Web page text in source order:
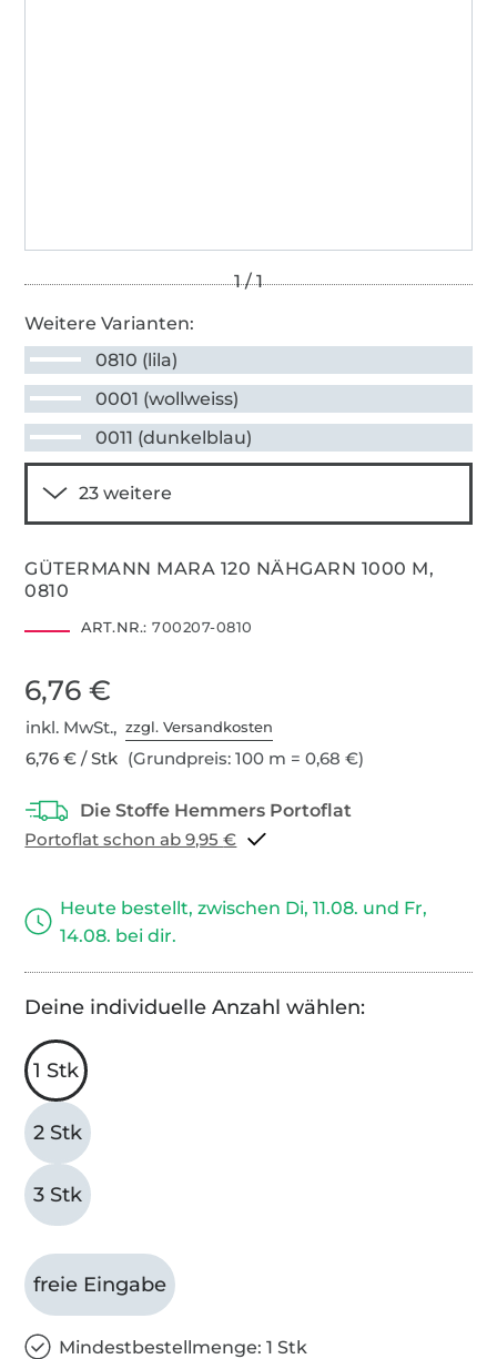
Weitere Varianten:
0810 (lila)
0001 (wollweiss)
0011 (dunkelblau)
GÜTERMANN MARA 120 NÄHGARN 1000 M,
0810
ART.NR.: 700207-0810
6,76 €
inkl. MwSt.,zzgl. Versandkosten
6,76 € / Stk (Grundpreis: 100 m = 0,68 €)
Portoflat schon ab 9,95 €
Heute bestellt, zwischen Di, 11.08. und Fr,
14.08. bei dir.
Deine individuelle Anzahl wählen:
1 Stk
2 Stk
3 Stk
freie Eingabe
Mindestbestellmenge: 1 Stk